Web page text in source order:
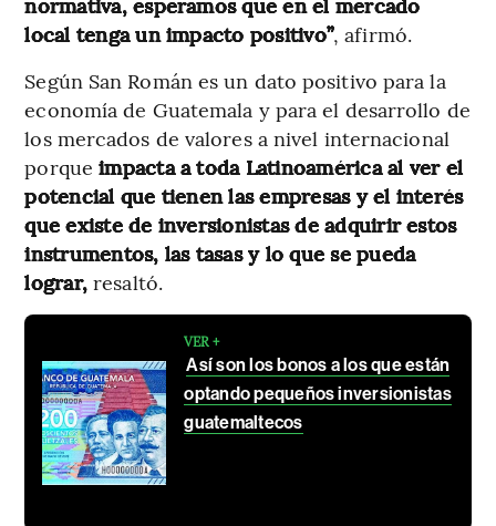
local tenga un impacto positivo”, afirmó.
Según San Román es un dato positivo para la
economía de Guatemala y para el desarrollo de
los mercados de valores a nivel internacional
porqueimpacta a toda Latinoamérica al ver el
potencial que tienen las empresas y el interés
que existe de inversionistas de adquirir estos
instrumentos, las tasas y lo que se pueda
lograr, resaltó.
VER +
Así son los bonos a los que están
optando pequeños inversionistas
guatemaltecos